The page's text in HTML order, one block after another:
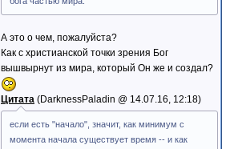
А это о чем, пожалуйста?
Как с христианской точки зрения Бог
вышвырнут из мира, который Он же и создал?
Цитата DarknessPaladin @ 14.07.16, 12:18
если есть "начало", значит, как минимум с
момента начала существует время -- и как